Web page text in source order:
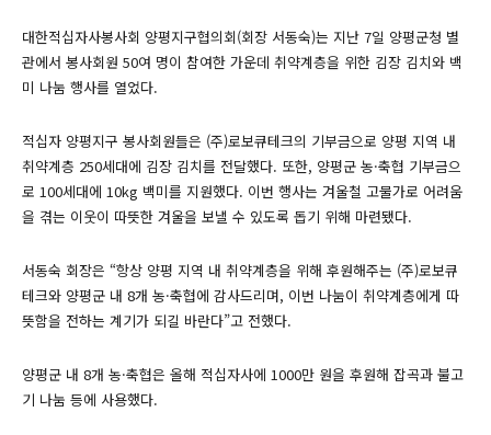
대한적십자사봉사회 양평지구협의회(회장 서동숙)는 지난 7일 양평군청 별
관에서 봉사회원 50여 명이 참여한 가운데 취약계층을 위한 김장 김치와 백
미 나눔 행사를 열었다.
적십자 양평지구 봉사회원들은 (주)로보큐테크의 기부금으로 양평 지역 내
취약계층 250세대에 김장 김치를 전달했다. 또한, 양평군 농·축협 기부금으
로 100세대에 10kg 백미를 지원했다. 이번 행사는 겨울철 고물가로 어려움
을 겪는 이웃이 따뜻한 겨울을 보낼 수 있도록 돕기 위해 마련됐다.
서동숙 회장은 “항상 양평 지역 내 취약계층을 위해 후원해주는 (주)로보큐
테크와 양평군 내 8개 농·축협에 감사드리며, 이번 나눔이 취약계층에게 따
뜻함을 전하는 계기가 되길 바란다”고 전했다.
양평군 내 8개 농·축협은 올해 적십자사에 1000만 원을 후원해 잡곡과 불고
기 나눔 등에 사용했다.